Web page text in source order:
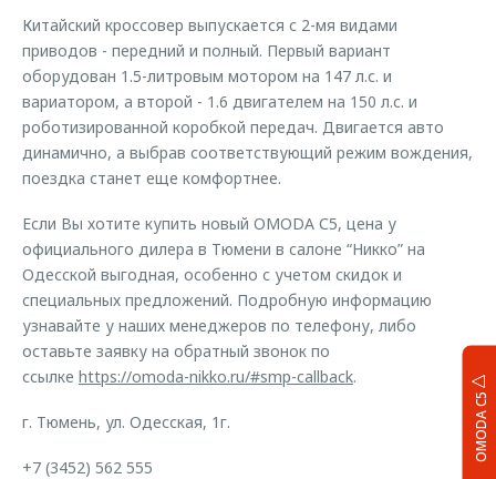
OMODA C5
Китайский кроссовер выпускается с 2-мя видами
приводов - передний и полный. Первый вариант
оборудован 1.5-литровым мотором на 147 л.с. и
вариатором, а второй - 1.6 двигателем на 150 л.с. и
роботизированной коробкой передач. Двигается авто
динамично, а выбрав соответствующий режим вождения,
поездка станет еще комфортнее.
Если Вы хотите купить новый OMODA С5, цена у
официального дилера в Тюмени в салоне “Никко” на
Одесской выгодная, особенно с учетом скидок и
специальных предложений. Подробную информацию
узнавайте у наших менеджеров по телефону, либо
оставьте заявку на обратный звонок по
ссылке https://omoda-nikko.ru/#smp-callback.
г. Тюмень, ул. Одесская, 1г.
+7 (3452) 562 555